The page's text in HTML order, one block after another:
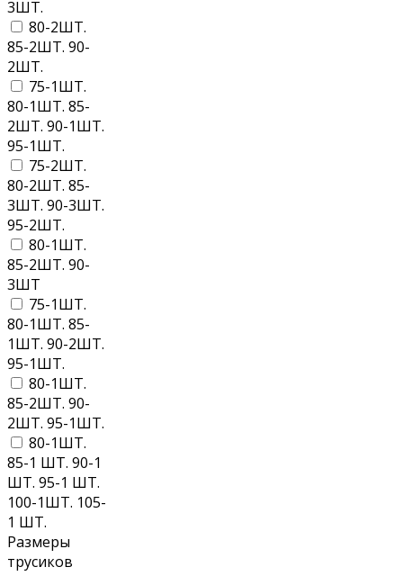
3ШТ.
80-2ШТ.
85-2ШТ. 90-
2ШТ.
75-1ШТ.
80-1ШТ. 85-
2ШТ. 90-1ШТ.
95-1ШТ.
75-2ШТ.
80-2ШТ. 85-
3ШТ. 90-3ШТ.
95-2ШТ.
80-1ШТ.
85-2ШТ. 90-
3ШТ
75-1ШТ.
80-1ШТ. 85-
1ШТ. 90-2ШТ.
95-1ШТ.
80-1ШТ.
85-2ШТ. 90-
2ШТ. 95-1ШТ.
80-1ШТ.
85-1 ШТ. 90-1
ШТ. 95-1 ШТ.
100-1ШТ. 105-
1 ШТ.
Размеры
трусиков